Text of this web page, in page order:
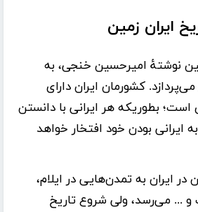
ایران زمین
نوشتۀ امیرحسین خنجی، به
می‌پردازد. کشورمان ایران دارای
است؛ بطوریکه هر ایرانی با دانستن
بودن خود افتخار خواهد
ایران به تمدن‌هایی در ایلام،
... می‌رسد، ولی شروع تاریخ